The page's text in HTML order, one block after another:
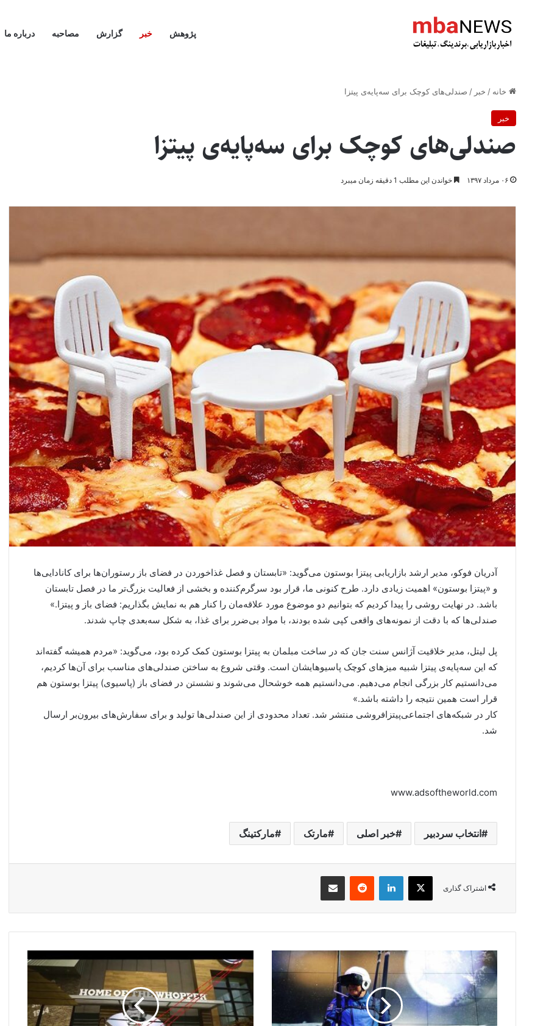
پژوهش خبر گزارش مصاحبه درباره ما
خانه / خبر / صندلی‌های کوچک برای سه‌پایه‌ی پیتزا
خبر
صندلی‌های کوچک برای سه‌پایه‌ی پیتزا
۰۶ مرداد ۱۳۹۷ خواندن این مطلب 1 دقیقه زمان میبرد
آدریان فوکو، مدیر ارشد بازاریابی پیتزا بوستون می‌گوید: «تابستان و فصل غذاخوردن در فضای باز رستوران‌ها برای کانادایی‌ها
و «پیتزا بوستون» اهمیت زیادی دارد. طرح کنونی ما، قرار بود سرگرم‌کننده و بخشی از فعالیت بزرگ‌تر ما در فصل تابستان
باشد. در نهایت روشی را پیدا کردیم که بتوانیم دو موضوع مورد علاقه‌مان را کنار هم به نمایش بگذاریم: فضای باز و پیتزا.»
صندلی‌ها که با دقت از نمونه‌‌های واقعی کپی شده بودند، با مواد بی‌ضرر برای غذا، به شکل سه‌بعدی چاپ شدند.
پل لیتل، مدیر خلاقیت آژانس سنت جان که در ساخت مبلمان به پیتزا بوستون کمک کرده بود، می‌گوید: «مردم همیشه گفته‌اند
که این سه‌پایه‌ی پیتزا شبیه میزهای کوچک پاسیوهایشان است. وقتی شروع به ساختن صندلی‌های مناسب برای آن‌ها کردیم،
می‌دانستیم کار بزرگی انجام می‌دهیم. می‌دانستیم همه خوشحال می‌شوند و نشستن در فضای باز (پاسیوی) پیتزا بوستون هم
قرار است همین نتیجه را داشته باشد.»‌
کار در شبکه‌های اجتماعی‌پیتزافروشی منتشر شد. تعداد محدودی از این صندلی‌ها تولید و برای سفارش‌های بیرون‌بر ارسال
شد.
www.adsoftheworld.com
انتخاب سردبیر خبر اصلی مارتک مارکتینگ
اشتراک گذاری
X لینکدین ‫رددیت اشتراک گذاری از طریق ایمیل